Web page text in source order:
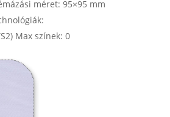
méret: 95×95 mm
Max színek: 0